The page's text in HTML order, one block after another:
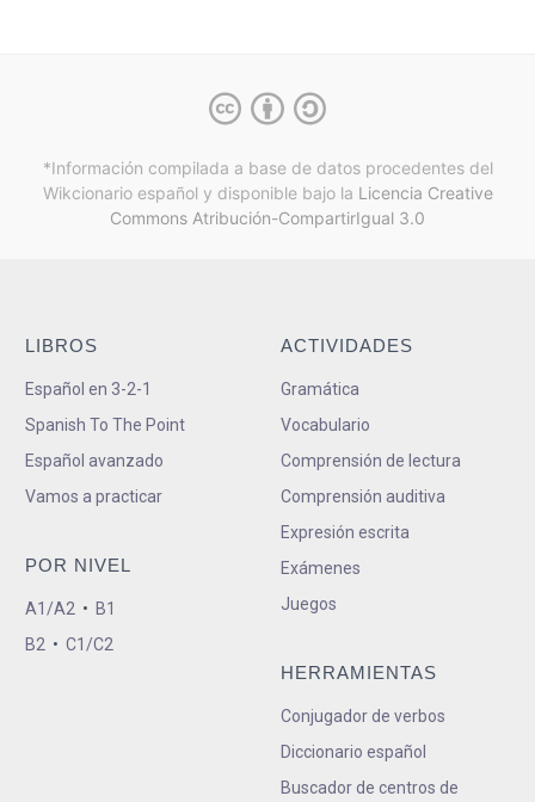
*Información compilada a base de datos procedentes del
Wikcionario español y disponible bajo la Licencia Creative
Commons Atribución-CompartirIgual 3.0
LIBROS
Español en 3-2-1
Spanish To The Point
Español avanzado
Vamos a practicar
POR NIVEL
A1/A2 • B1
B2 • C1/C2
ACTIVIDADES
Gramática
Vocabulario
Comprensión de lectura
Comprensión auditiva
Expresión escrita
Exámenes
Juegos
HERRAMIENTAS
Conjugador de verbos
Diccionario español
Buscador de centros de